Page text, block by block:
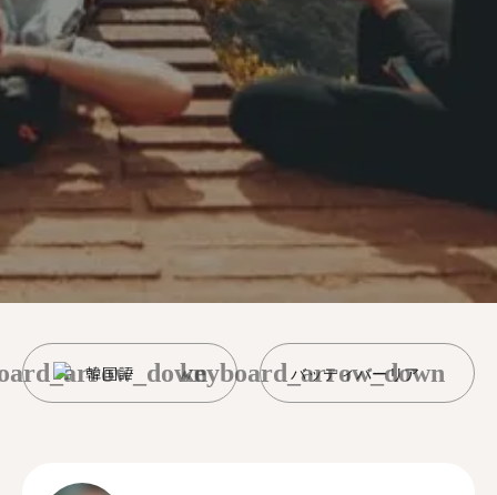
韓国語 バッティパーリア
keyboard_arrow_down